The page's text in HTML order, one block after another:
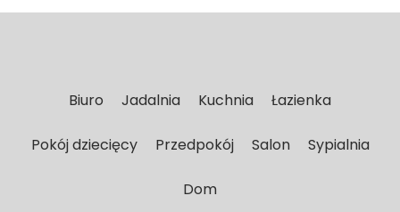
Biuro Jadalnia Kuchnia Łazienka
Pokój dziecięcy Przedpokój Salon Sypialnia
Dom